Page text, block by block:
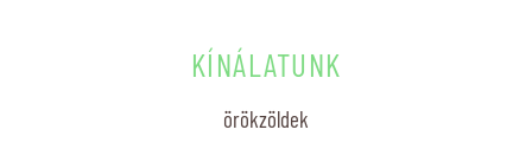
KÍNÁLATUNK
örökzöldek